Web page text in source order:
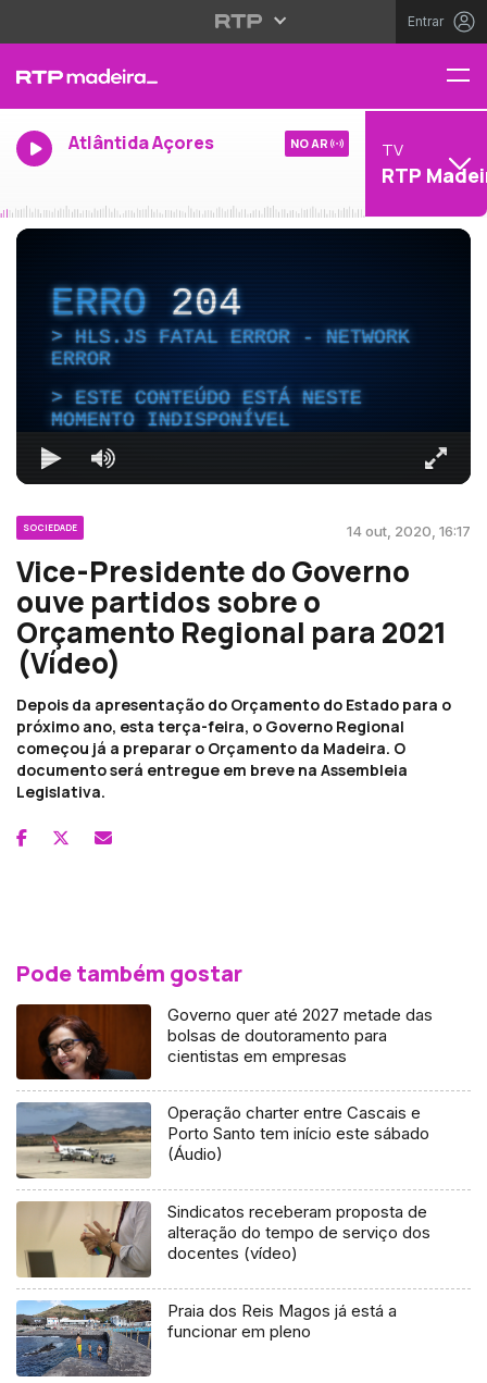
Entrar
Atlântida Açores NO AR TV
RTP
ERRO204
HLS.JS FATAL ERROR - NETWORK
ERROR
ESTE CONTEÚDO ESTÁ NESTE
MOMENTO INDISPONÍVEL
SOCIEDADE 14 out, 2020, 16:17
Vice-Presidente do Governo
ouve partidos sobre o
Orçamento Regional para 2021
(Vídeo)
Depois da apresentação do Orçamento do Estado para o
próximo ano, esta terça-feira, o Governo Regional
começou já a preparar o Orçamento da Madeira. O
documento será entregue em breve na Assembleia
Legislativa.
Pode também gostar
Governo quer até 2027 metade das
bolsas de doutoramento para
cientistas em empresas
Operação charter entre Cascais e
Porto Santo tem início este sábado
(Áudio)
Sindicatos receberam proposta de
alteração do tempo de serviço dos
docentes (vídeo)
Praia dos Reis Magos já está a
funcionar em pleno